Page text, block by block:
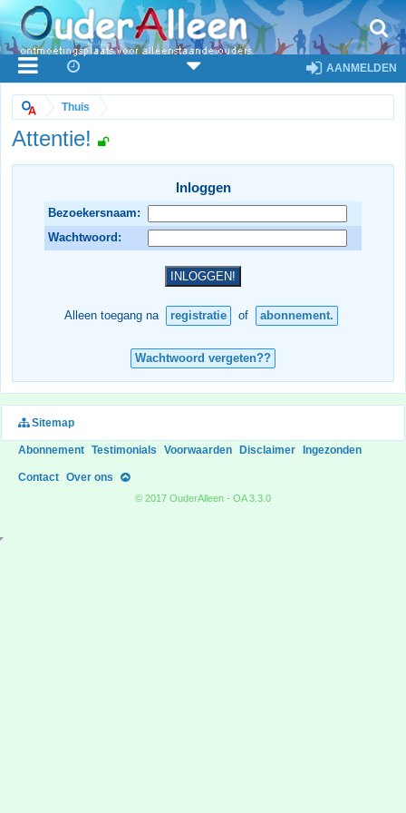
AANMELDEN
Thuis
Attentie!
Inloggen
Bezoekersnaam:
Wachtwoord:
Alleen toegang na registratie of abonnement.
Wachtwoord vergeten??
Sitemap
Abonnement Testimonials Voorwaarden Disclaimer Ingezonden
Contact Over ons
© 2017 OuderAlleen - OA 3.3.0